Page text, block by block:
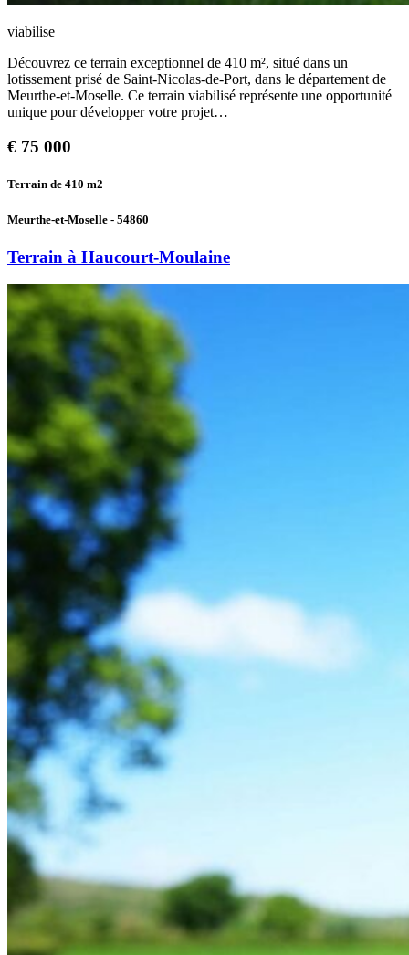
viabilise
Découvrez ce terrain exceptionnel de 410 m², situé dans un
lotissement prisé de Saint-Nicolas-de-Port, dans le département de
Meurthe-et-Moselle. Ce terrain viabilisé représente une opportunité
unique pour développer votre projet…
€ 75 000
Terrain de 410 m2
Meurthe-et-Moselle - 54860
Terrain à Haucourt-Moulaine